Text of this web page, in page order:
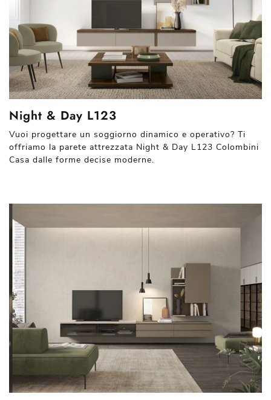
Night & Day L123
Vuoi progettare un soggiorno dinamico e operativo? Ti
offriamo la parete attrezzata Night & Day L123 Colombini
Casa dalle forme decise moderne.